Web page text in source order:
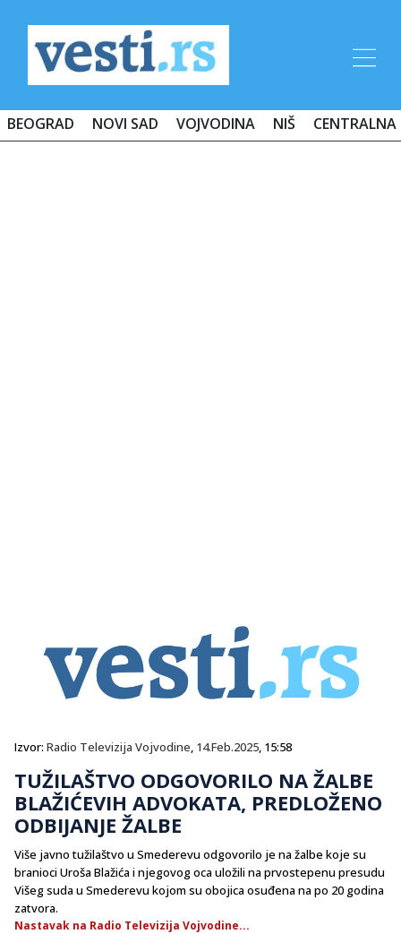
BEOGRAD NOVI SAD VOJVODINA NIŠ CENTRALNA
Izvor: Radio Televizija Vojvodine, 14.Feb.2025, 15:58
TUŽILAŠTVO ODGOVORILO NA ŽALBE
BLAŽIĆEVIH ADVOKATA, PREDLOŽENO
ODBIJANJE ŽALBE
Više javno tužilaštvo u Smederevu odgovorilo je na žalbe koje su
branioci Uroša Blažića i njegovog oca uložili na prvostepenu presudu
Višeg suda u Smederevu kojom su obojica osuđena na po 20 godina
zatvora.
Nastavak na Radio Televizija Vojvodine...